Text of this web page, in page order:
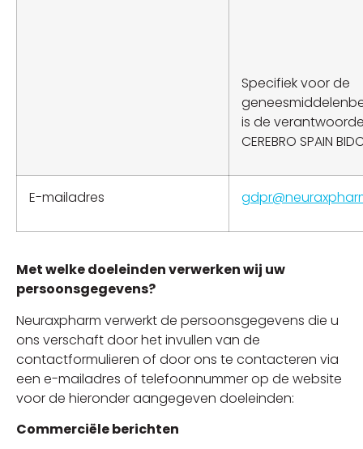
Specifiek voor de
is de
CEREBRO SPAIN
E-mailadres
Met welke doeleinden verwerken wij uw
persoonsgegevens?
Neuraxpharm verwerkt de persoonsgegevens die u
ons verschaft door het invullen van de
contactformulieren of door ons te contacteren via
een e-mailadres of telefoonnummer op de website
voor de hieronder aangegeven doeleinden:
Commerciële berichten